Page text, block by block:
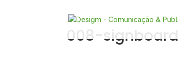
008-signboard